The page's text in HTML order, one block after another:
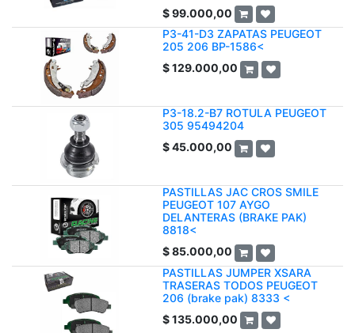
$99.000,00
P3-41-D3 ZAPATAS PEUGEOT
205 206 BP-1586<
$129.000,00
P3-18.2-B7 ROTULA PEUGEOT
305 95494204
$45.000,00
PASTILLAS JAC CROS SMILE
PEUGEOT 107 AYGO
DELANTERAS (BRAKE PAK)
8818<
$85.000,00
PASTILLAS JUMPER XSARA
TRASERAS TODOS PEUGEOT
206 (brake pak) 8333 <
$135.000,00